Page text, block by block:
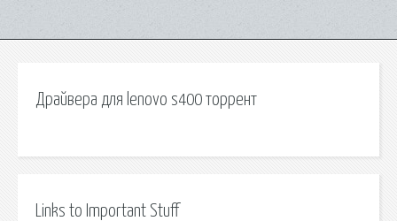
Драйвера для lenovo s400 торрент
Links to Important Stuff